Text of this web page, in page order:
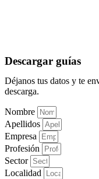
Descargar guías
Déjanos tus datos y te
descarga.
Nombre
Apellidos
Empresa
Profesión
Sector
Localidad